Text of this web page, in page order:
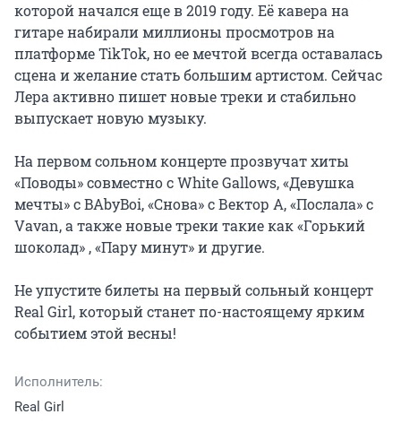
которой начался еще в 2019 году. Её кавера на
гитаре набирали миллионы просмотров на
платформе TikTok, но ее мечтой всегда оставалась
сцена и желание стать большим артистом. Сейчас
Лера активно пишет новые треки и стабильно
выпускает новую музыку.
На первом сольном концерте прозвучат хиты
«Поводы» совместно с White Gallows, «Девушка
мечты» с BAbyBoi, «Снова» с Вектор А, «Послала» с
Vavan, а также новые треки такие как «Горький
шоколад» , «Пару минут» и другие.
Не упустите билеты на первый сольный концерт
Real Girl, который станет по-настоящему ярким
событием этой весны!
Исполнитель:
Real Girl